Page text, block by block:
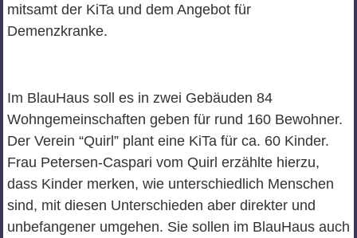
mitsamt der KiTa und dem Angebot für
Demenzkranke.
Im BlauHaus soll es in zwei Gebäuden 84
Wohngemeinschaften geben für rund 160 Bewohner.
Der Verein “Quirl” plant eine KiTa für ca. 60 Kinder.
Frau Petersen-Caspari vom Quirl erzählte hierzu,
dass Kinder merken, wie unterschiedlich Menschen
sind, mit diesen Unterschieden aber direkter und
unbefangener umgehen. Sie sollen im BlauHaus auch